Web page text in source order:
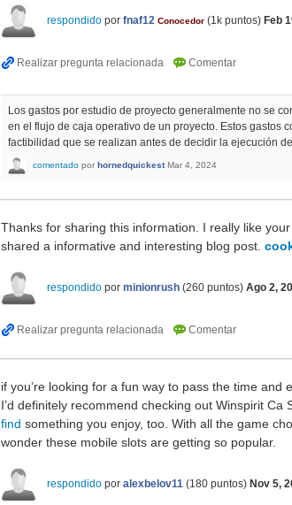
respondido por fnaf12 Conocedor (1k puntos) Feb
Los gastos por estudio de proyecto generalmente no se
en el flujo de caja operativo de un proyecto. Estos gastos
factibilidad que se realizan antes de decidir la ejecución
comentado por hornedquickest Mar 4, 2024
Thanks for sharing this information. I really like
shared a informative and interesting blog post.
respondido por minionrush (260 puntos) Ago 2,
if you’re looking for a fun way to pass the time
I’d definitely recommend checking out Winspirit Ca
find something you enjoy, too. With all the game
wonder these mobile slots are getting so popular.
respondido por alexbelov11 (180 puntos) Nov 5,